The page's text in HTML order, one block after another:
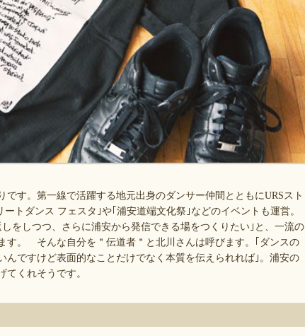
す。第一線で活躍する地元出身のダンサー仲間とともにURSスト
トダンス フェスタ｣や｢浦安道端文化祭｣などのイベントも運営。
をしつつ、さらに浦安から発信できる場をつくりたい｣と、一流の
す。 そんな自分を＂伝道者＂と北川さんは呼びます。｢ダンスの
ですけど表面的なことだけでなく本質を伝えられれば｣。浦安の
てくれそうです。